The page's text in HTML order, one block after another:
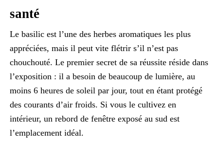
santé
Le basilic est l’une des herbes aromatiques les plus
appréciées, mais il peut vite flétrir s’il n’est pas
chouchouté. Le premier secret de sa réussite réside dans
l’exposition : il a besoin de beaucoup de lumière, au
moins 6 heures de soleil par jour, tout en étant protégé
des courants d’air froids. Si vous le cultivez en
intérieur, un rebord de fenêtre exposé au sud est
l’emplacement idéal.